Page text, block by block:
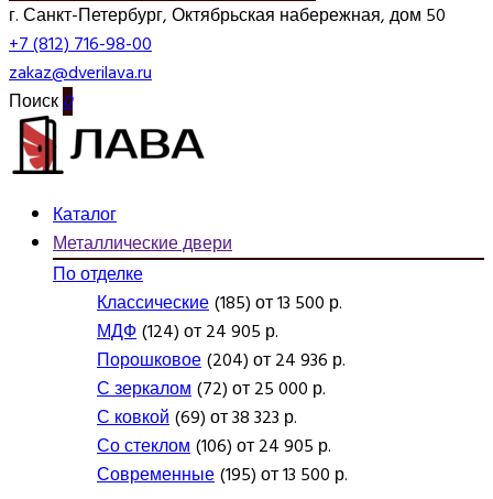
г. Санкт-Петербург, Октябрьская набережная, дом 50
+7 (812) 716-98-00
zakaz@dverilava.ru
Поиск0
Каталог
Металлические двери
По отделке
Классические(185) от 13 500 р.
МДФ(124) от 24 905 р.
Порошковое(204) от 24 936 р.
С зеркалом(72) от 25 000 р.
С ковкой(69) от 38 323 р.
Со стеклом(106) от 24 905 р.
Современные(195) от 13 500 р.